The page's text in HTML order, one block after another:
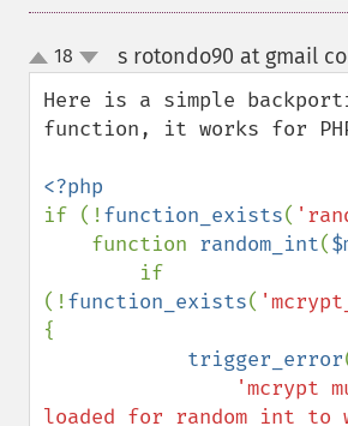
up
down
18 s rotondo90 at gmail
Here is a simple
function, it works for
if (!function_exists(
    function
random_int(
(!function_exists(
{
trigger_error
'mcrypt
loaded for random_int to